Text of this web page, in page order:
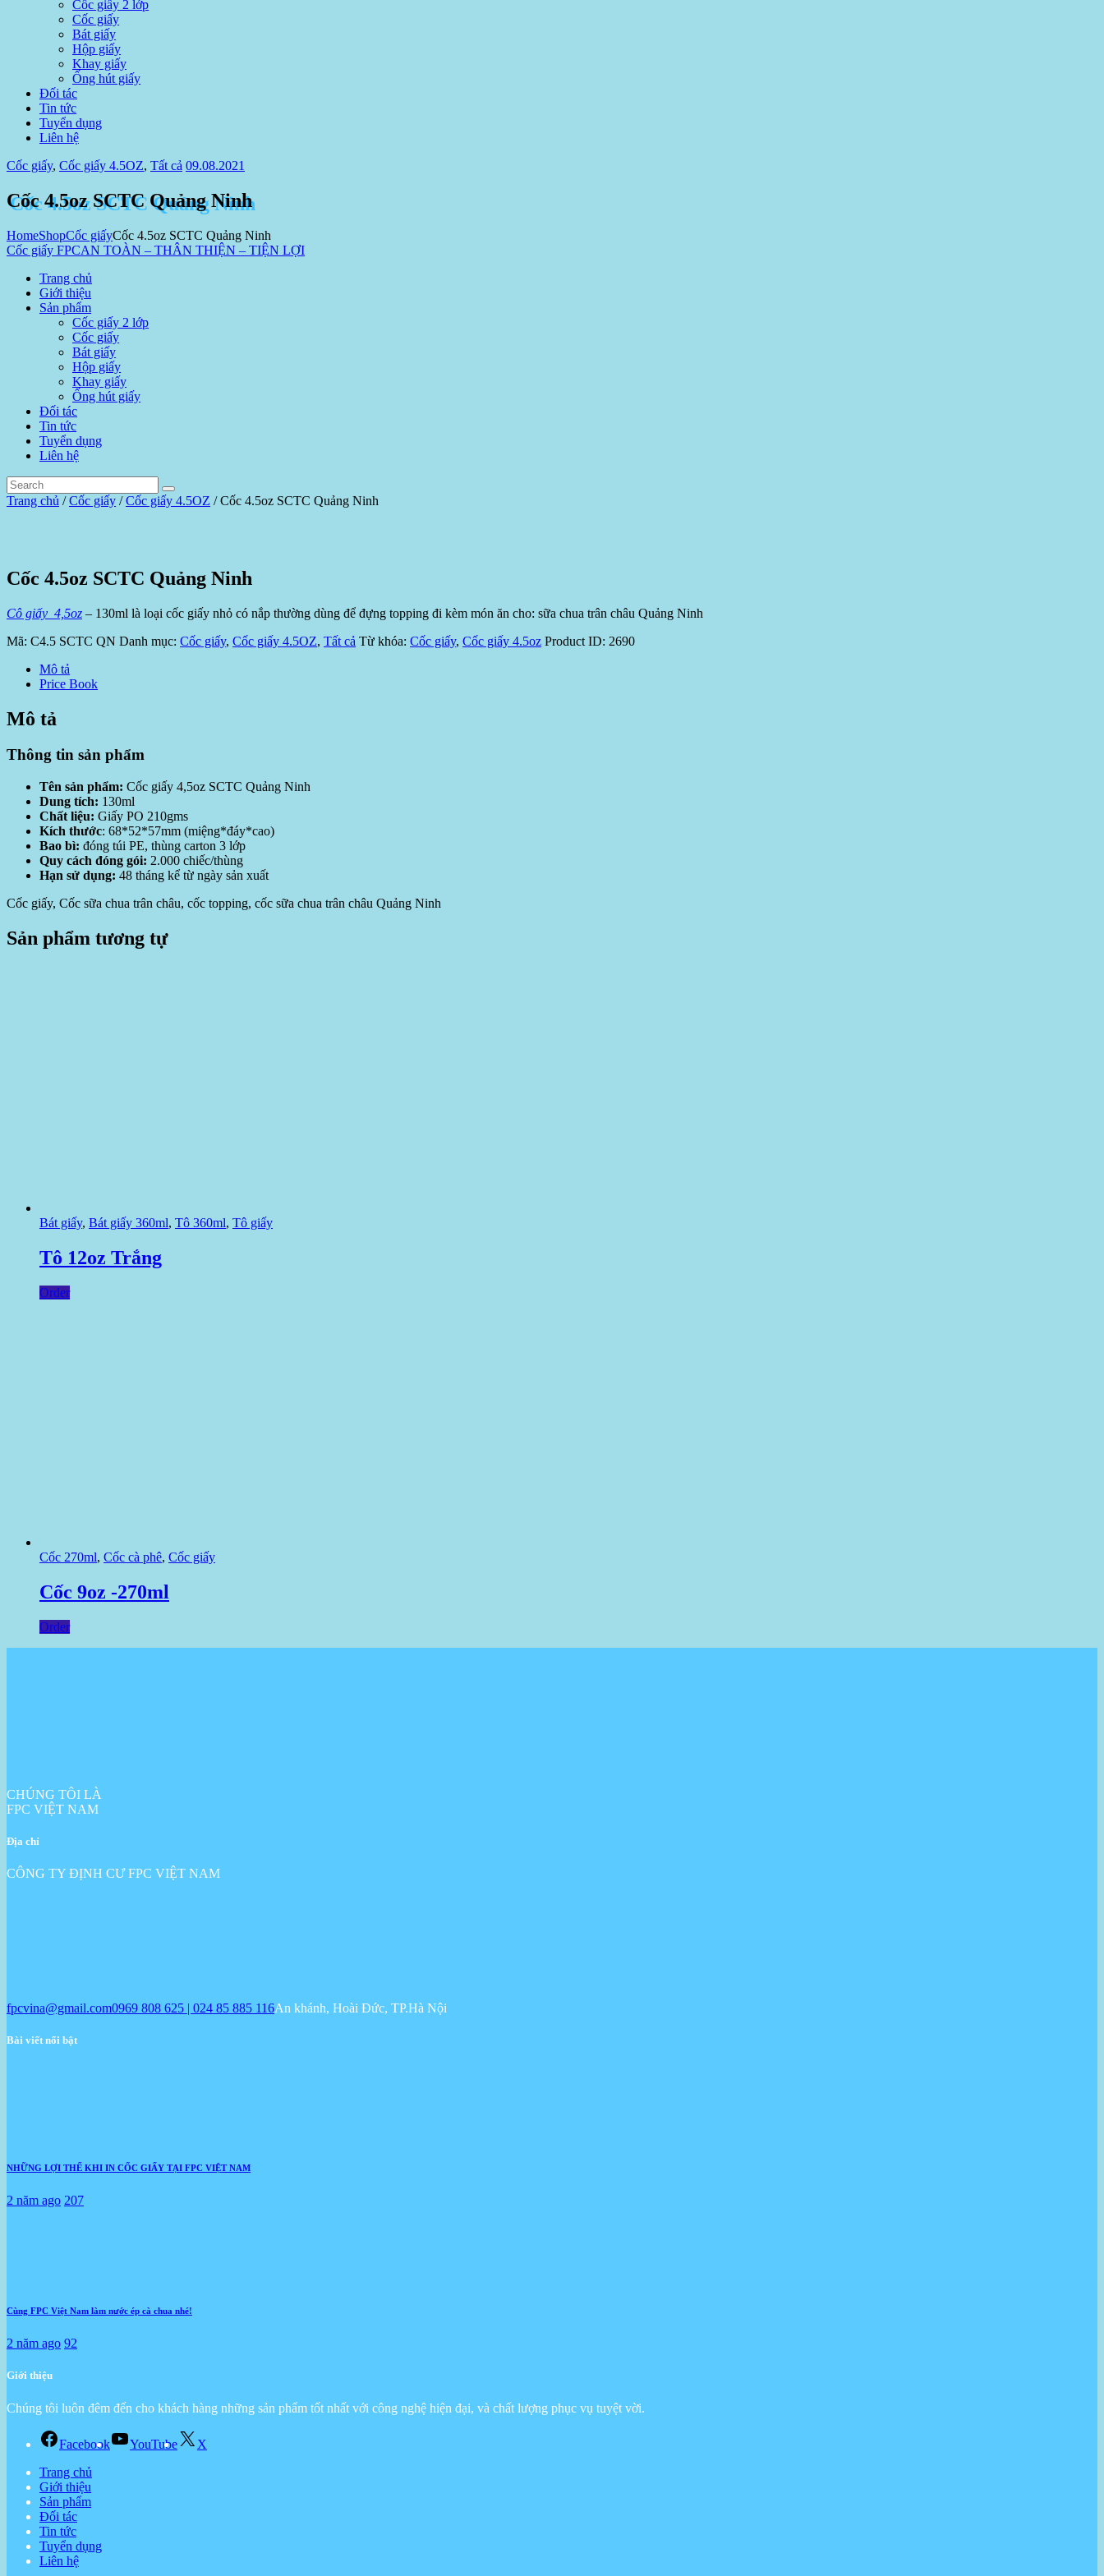
Cốc giấy 2 lớp
Cốc giấy
Bát giấy
Hộp giấy
Khay giấy
Ống hút giấy
Đối tác
Tin tức
Tuyển dụng
Liên hệ
Cốc giấy, Cốc giấy 4.5OZ, Tất cả 09.08.2021
Cốc 4.5oz SCTC Quảng Ninh
HomeShopCốc giấyCốc 4.5oz SCTC Quảng Ninh
Cốc giấy FPCAN TOÀN – THÂN THIỆN – TIỆN LỢI
Trang chủ
Giới thiệu
Sản phẩm
Cốc giấy 2 lớp
Cốc giấy
Bát giấy
Hộp giấy
Khay giấy
Ống hút giấy
Đối tác
Tin tức
Tuyển dụng
Liên hệ
Trang chủ /Cốc giấy /Cốc giấy 4.5OZ / Cốc 4.5oz SCTC Quảng Ninh
Cốc 4.5oz SCTC Quảng Ninh
Cô giấy 4,5oz – 130ml là loại cốc giấy nhỏ có nắp thường dùng để đựng topping đi kèm món ăn cho: sữa chua trân châu Quảng Ninh
Mã: C4.5 SCTC QN Danh mục: Cốc giấy, Cốc giấy 4.5OZ, Tất cả Từ khóa: Cốc giấy, Cốc giấy 4.5oz Product ID: 2690
Mô tả
Price Book
Mô tả
Thông tin sản phẩm
Tên sản phẩm: Cốc giấy 4,5oz SCTC Quảng Ninh
Dung tích: 130ml
Chất liệu: Giấy PO 210gms
Kích thước: 68*52*57mm (miệng*đáy*cao)
Bao bì: đóng túi PE, thùng carton 3 lớp
Quy cách đóng gói: 2.000 chiếc/thùng
Hạn sử dụng: 48 tháng kể từ ngày sản xuất
Cốc giấy, Cốc sữa chua trân châu, cốc topping, cốc sữa chua trân châu Quảng Ninh
Sản phẩm tương tự
Bát giấy, Bát giấy 360ml, Tô 360ml, Tô giấy
Tô 12oz Trắng
Order
Cốc 270ml, Cốc cà phê, Cốc giấy
Cốc 9oz -270ml
Order
CHÚNG TÔI LÀ
FPC VIỆT NAM
Địa chỉ
CÔNG TY ĐỊNH CƯ FPC VIỆT NAM
fpcvina@gmail.com0969 808 625 | 024 85 885 116An khánh, Hoài Đức, TP.Hà Nội
Bài viết nổi bật
NHỮNG LỢI THẾ KHI IN CỐC GIẤY TẠI FPC VIỆT NAM
2 năm ago 207
Cùng FPC Việt Nam làm nước ép cà chua nhé!
2 năm ago 92
Giới thiệu
Chúng tôi luôn đêm đến cho khách hàng những sản phẩm tốt nhất với công nghệ hiện đại, và chất lượng phục vụ tuyệt vời.
Facebook YouTube
X
Trang chủ
Giới thiệu
Sản phẩm
Đối tác
Tin tức
Tuyển dụng
Liên hệ